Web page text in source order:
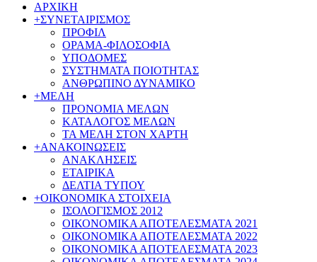
ΑΡΧΙΚΗ
+ΣΥΝΕΤΑΙΡΙΣΜΟΣ
ΠΡΟΦΙΛ
ΟΡΑΜΑ-ΦΙΛΟΣΟΦΙΑ
ΥΠΟΔΟΜΕΣ
ΣΥΣΤΗΜΑΤΑ ΠΟΙΟΤΗΤΑΣ
ΑΝΘΡΩΠΙΝΟ ΔΥΝΑΜΙΚΟ
+ΜΕΛΗ
ΠΡΟΝΟΜΙΑ ΜΕΛΩΝ
ΚΑΤΑΛΟΓΟΣ ΜΕΛΩΝ
ΤΑ ΜΕΛΗ ΣΤΟΝ ΧΑΡΤΗ
+ΑΝΑΚΟΙΝΩΣΕΙΣ
ΑΝΑΚΛΗΣΕΙΣ
ΕΤΑΙΡΙΚΑ
ΔΕΛΤΙΑ ΤΥΠΟΥ
+ΟΙΚΟΝΟΜΙΚΑ ΣΤΟΙΧΕΙΑ
ΙΣΟΛΟΓΙΣΜΟΣ 2012
ΟΙΚΟΝΟΜΙΚΑ ΑΠΟΤΕΛΕΣΜΑΤΑ 2021
ΟΙΚΟΝΟΜΙΚΑ ΑΠΟΤΕΛΕΣΜΑΤΑ 2022
ΟΙΚΟΝΟΜΙΚΑ ΑΠΟΤΕΛΕΣΜΑΤΑ 2023